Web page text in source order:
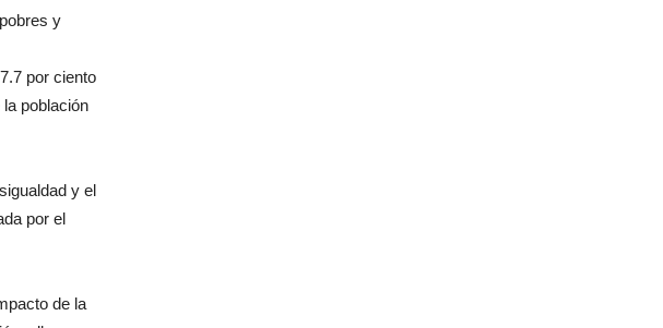
y
por ciento
población
y el
por el
de la